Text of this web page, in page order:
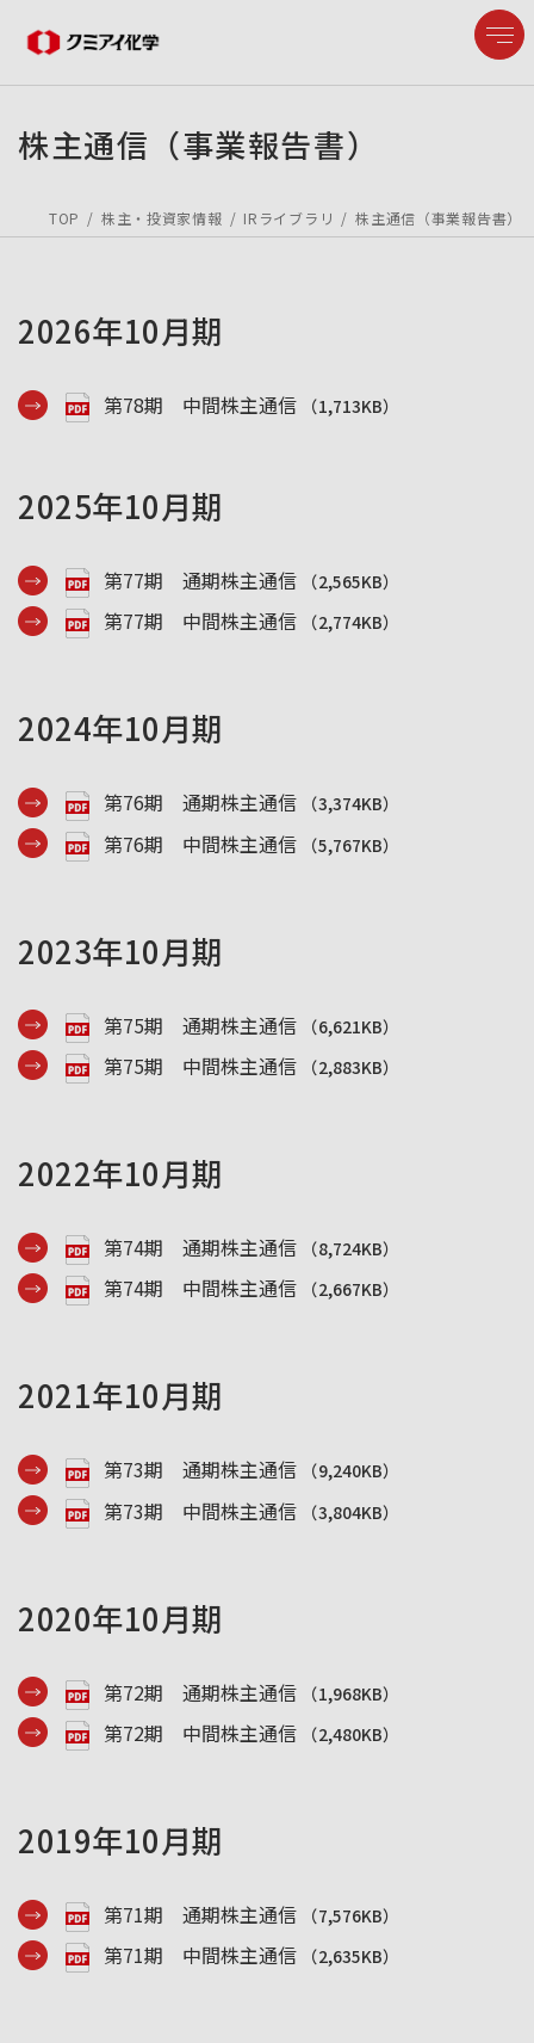
お問い合わせ English
企業情報
研究開発
サステナビリティ
IR情報
採用情報
株主通信（事業報告書）
TOP 株主・投資家情報 IRライブラリ 株主通信（事業報告書）
2026年10月期
第78期 中間株主通信 （1,713KB）
2025年10月期
第77期 通期株主通信 （2,565KB）
第77期 中間株主通信 （2,774KB）
2024年10月期
第76期 通期株主通信 （3,374KB）
第76期 中間株主通信 （5,767KB）
2023年10月期
第75期 通期株主通信 （6,621KB）
第75期 中間株主通信 （2,883KB）
2022年10月期
第74期 通期株主通信 （8,724KB）
第74期 中間株主通信 （2,667KB）
2021年10月期
第73期 通期株主通信 （9,240KB）
第73期 中間株主通信 （3,804KB）
2020年10月期
第72期 通期株主通信 （1,968KB）
第72期 中間株主通信 （2,480KB）
2019年10月期
第71期 通期株主通信 （7,576KB）
第71期 中間株主通信 （2,635KB）